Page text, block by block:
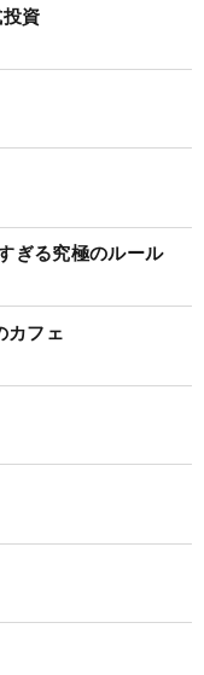
資
ぎる究極のルール
カフェ